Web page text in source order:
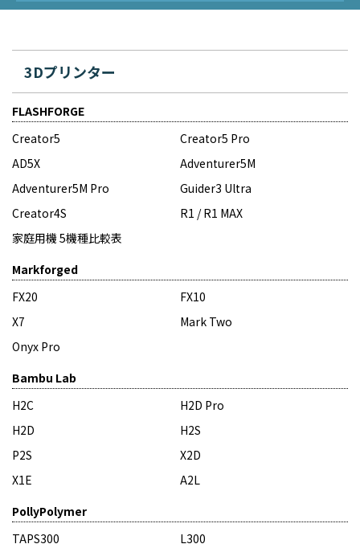
3Dプリンター
FLASHFORGE
Creator5
Creator5 Pro
AD5X
Adventurer5M
Adventurer5M Pro
Guider3 Ultra
Creator4S
R1 / R1 MAX
家庭用機 5機種比較表
Markforged
FX20
FX10
X7
Mark Two
Onyx Pro
Bambu Lab
H2C
H2D Pro
H2D
H2S
P2S
X2D
X1E
A2L
PollyPolymer
TAPS300
L300